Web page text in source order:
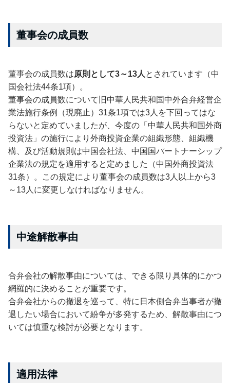
董事会の成員数
董事会の成員数は原則として3～13人 とされています（中
国会社法44条1項）。
董事会の成員数について旧中華人民共和国中外合弁経営企
業法施行条例（現廃止）31条1項では3人を下回ってはな
らないと定めていましたが、今度の「中華人民共和国外商
投資法」の施行により外商投資企業の組織形態、組織機
構、及び活動規則は中国会社法、中国国パートナーシップ
企業法の規定を適用すると定めました（中国外商投資法
31条）。この規定により董事会の成員数は3人以上から3
～13人に変更しなければなりません。
中途解散事由
合弁会社の解散事由については、できる限り具体的にかつ
網羅的に決めることが重要です。
合弁会社からの撤退を巡って、特に日本側合弁当事者が撤
退したい場合において紛争が多発するため、解散事由につ
いては慎重な検討が必要となります。
適用法律